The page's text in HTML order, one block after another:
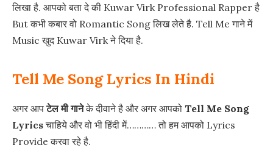
लिखा है. आपको बता दे की Kuwar Virk Professional Rapper है
But कभी कबार वो Romantic Song लिख लेते है. Tell Me गाने में
Music खुद Kuwar Virk ने दिया है.
Tell Me Song Lyrics In Hindi
अगर आपटेल मी गानेके दीवाने है और अगर आपको Tell Me Song
Lyricsचाहिये और वो भी हिंदी में………… तो हम आपको Lyrics
Provide करवा रहे है.